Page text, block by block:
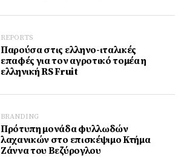
REPORTS
Παρούσα στις ελληνο-ιταλικές
επαφές για τον αγροτικό τομέα η
ελληνική RS Fruit
BRANDING
Πρότυπη μονάδα φυλλωδών
λαχανικών στο επισκέψιμο Κτήμα
Ζάννα του Βεζύρογλου